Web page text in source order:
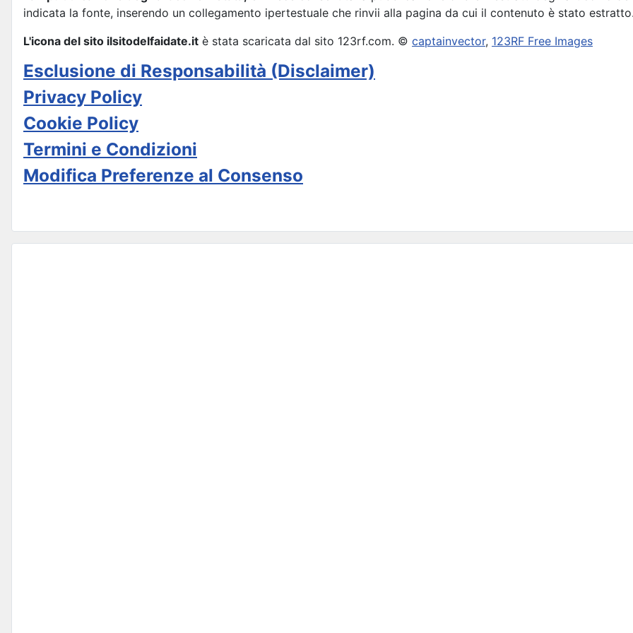
indicata la fonte, inserendo un collegamento ipertestuale che rinvii alla pagina da cui il contenuto è stato
L'icona del sito ilsitodelfaidate.it è stata scaricata dal sito 123rf.com. © captainvector, 123RF Free Images
Esclusione di Responsabilità (Disclaimer)
Privacy Policy
Cookie Policy
Termini e Condizioni
Modifica Preferenze al Consenso